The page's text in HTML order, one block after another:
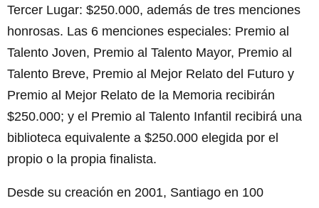
Tercer Lugar: $250.000, además de tres menciones
honrosas. Las 6 menciones especiales: Premio al
Talento Joven, Premio al Talento Mayor, Premio al
Talento Breve, Premio al Mejor Relato del Futuro y
Premio al Mejor Relato de la Memoria recibirán
$250.000; y el Premio al Talento Infantil recibirá una
biblioteca equivalente a $250.000 elegida por el
propio o la propia finalista.
Desde su creación en 2001, Santiago en 100